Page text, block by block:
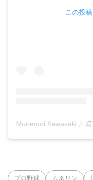
この投
プロ野球 ムネリン